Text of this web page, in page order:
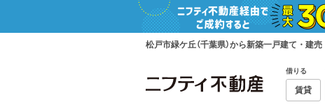
松戸市緑ケ丘（千葉県）から新築一戸建て・建
借りる
賃貸